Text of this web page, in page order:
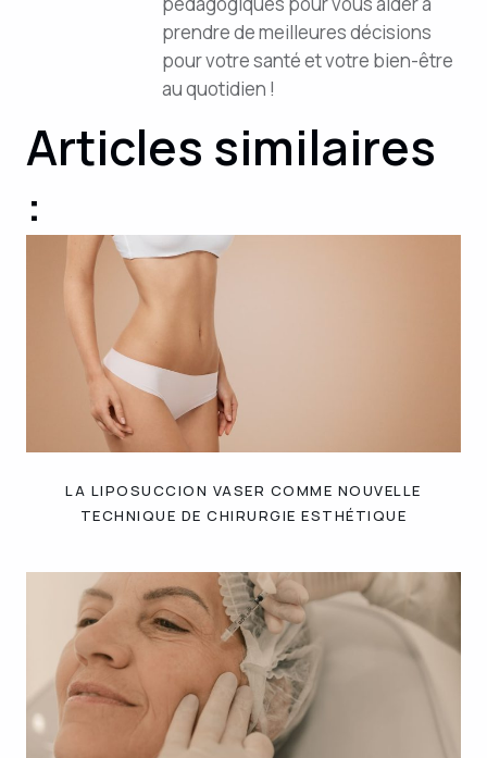
prendre de meilleures décisions
pour votre santé et votre bien-être
au quotidien !
Articles similaires
:
LA LIPOSUCCION VASER COMME NOUVELLE
TECHNIQUE DE CHIRURGIE ESTHÉTIQUE